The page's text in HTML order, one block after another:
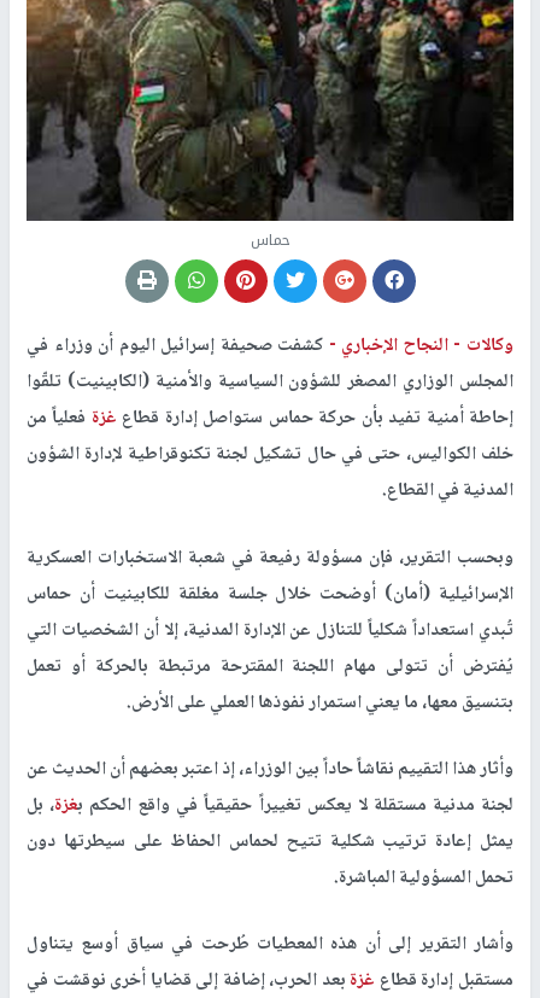
حماس
وكالات -النجاح الإخباري - كشفت صحيفة إسرائيل اليوم أن وزراء في
المجلس الوزاري المصغر للشؤون السياسية والأمنية (الكابينيت) تلقّوا
إحاطة أمنية تفيد بأن حركة حماس ستواصل إدارة قطاع غزة فعلياً من
خلف الكواليس، حتى في حال تشكيل لجنة تكنوقراطية لإدارة الشؤون
المدنية في القطاع.
وبحسب التقرير، فإن مسؤولة رفيعة في شعبة الاستخبارات العسكرية
الإسرائيلية (أمان) أوضحت خلال جلسة مغلقة للكابينيت أن حماس
تُبدي استعداداً شكلياً للتنازل عن الإدارة المدنية، إلا أن الشخصيات التي
يُفترض أن تتولى مهام اللجنة المقترحة مرتبطة بالحركة أو تعمل
بتنسيق معها، ما يعني استمرار نفوذها العملي على الأرض.
وأثار هذا التقييم نقاشاً حاداً بين الوزراء، إذ اعتبر بعضهم أن الحديث عن
لجنة مدنية مستقلة لا يعكس تغييراً حقيقياً في واقع الحكم بغزة، بل
يمثل إعادة ترتيب شكلية تتيح لحماس الحفاظ على سيطرتها دون
تحمل المسؤولية المباشرة.
وأشار التقرير إلى أن هذه المعطيات طُرحت في سياق أوسع يتناول
مستقبل إدارة قطاع غزةبعد الحرب، إضافة إلى قضايا أخرى نوقشت في